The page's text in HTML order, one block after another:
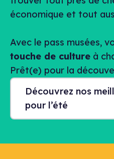
économique et tout
Avec le pass musées,
touche de culture à
Prêt(e) pour la
Découvrez nos
pour l’été